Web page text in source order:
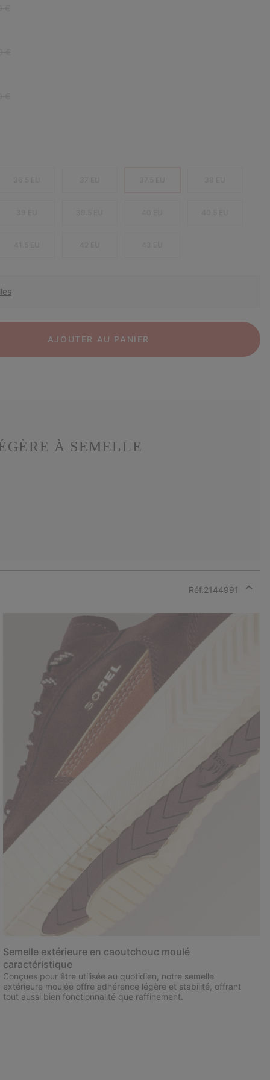
AJOUTER AU PANIER
À SEMELLE
Réf. 2144991
Semelle extérieure en caoutchouc moulé
caractéristique
Conçues pour être utilisée au quotidien, notre semelle
extérieure moulée offre adhérence légère et stabilité, offrant
tout aussi bien fonctionnalité que raffinement.